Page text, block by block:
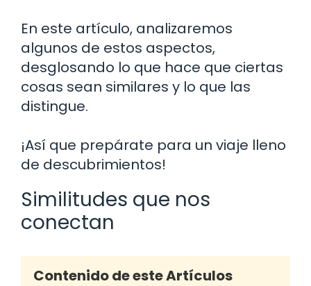
En este artículo, analizaremos
algunos de estos aspectos,
desglosando lo que hace que ciertas
cosas sean similares y lo que las
distingue.
¡Así que prepárate para un viaje lleno
de descubrimientos!
Similitudes que nos
conectan
Contenido de este Artículos